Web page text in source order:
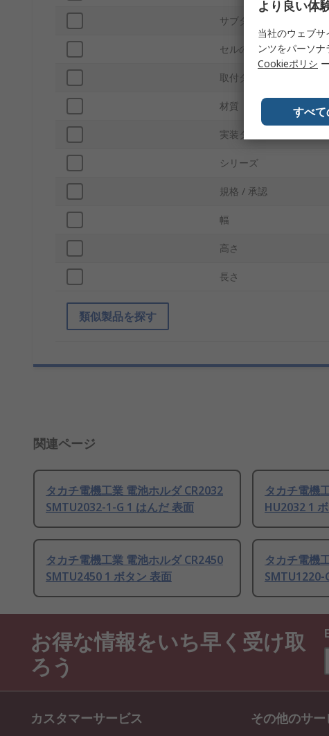
サブタイプ
セルの数
取付タイプ
材質
実装タイプ
シリーズ
規格 / 承認
幅
高さ
長さ
類似製品を探す
関連ページ
タカチ電機工業 電池ホルダ CR2032
SMTU2032-1-G 1 はんだ 表面
タカチ電機
HU2032 1
タカチ電機工業 電池ホルダ CR2450
SMTU2450 1 ボタン 表面
タカチ電機
SMTU1220-
お得な情報をいち早く受け取
ろう
カスタマーサービス その他のサー
より良い体
当社のウェブ
ンツをパーソ
Cookieポリシ
すべ